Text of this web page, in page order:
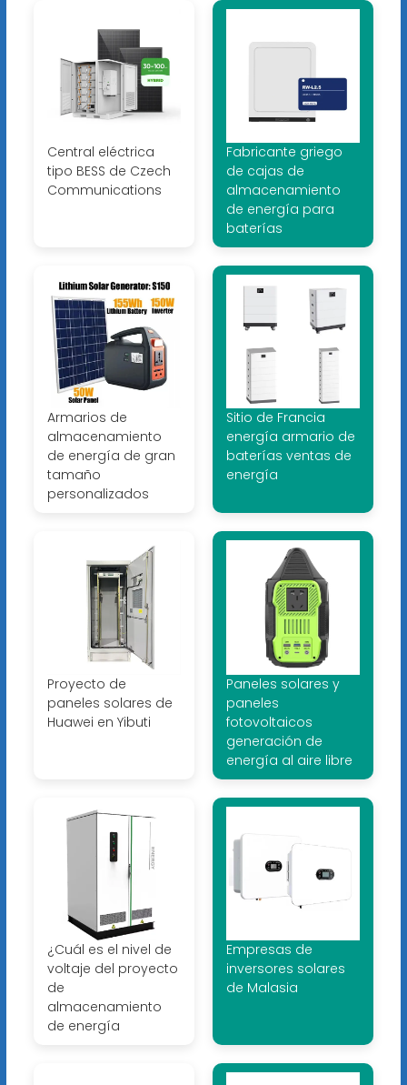
Central eléctrica
tipo BESS de Czech
Communications
Fabricante griego
de cajas de
almacenamiento
de energía para
baterías
Armarios de
almacenamiento
de energía de gran
tamaño
personalizados
Sitio de Francia
energía armario de
baterías ventas de
energía
Proyecto de
paneles solares de
Huawei en Yibuti
Paneles solares y
paneles
fotovoltaicos
generación de
energía al aire libre
¿Cuál es el nivel de
voltaje del proyecto
de
almacenamiento
de energía
Empresas de
inversores solares
de Malasia